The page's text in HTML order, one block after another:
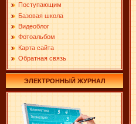
Поступающим
Базовая школа
Видеоблог
Фотоальбом
Карта сайта
Обратная связь
ЭЛЕКТРОННЫЙ ЖУРНАЛ